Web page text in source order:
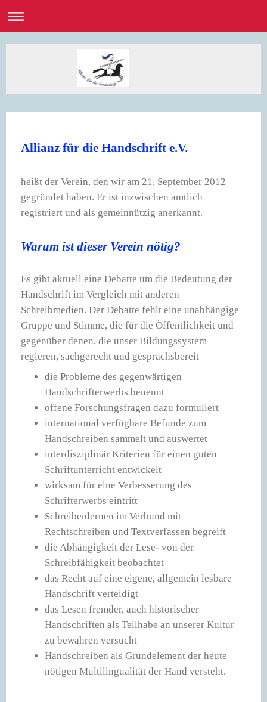
Allianz für die Handschrift e.V.
heißt der Verein, den wir am 21. September 2012
gegründet haben. Er ist inzwischen amtlich
registriert und als gemeinnützig anerkannt.
Warum ist dieser Verein nötig?
Es gibt aktuell eine Debatte um die Bedeutung der
Handschrift im Vergleich mit anderen
Schreibmedien. Der Debatte fehlt eine unabhängige
Gruppe und Stimme, die für die Öffentlichkeit und
gegenüber denen, die unser Bildungssystem
regieren, sachgerecht und gesprächsbereit
die Probleme des gegenwärtigen
Handschrifterwerbs benennt
offene Forschungsfragen dazu formuliert
international verfügbare Befunde zum
Handschreiben sammelt und auswertet
interdisziplinär Kriterien für einen guten
Schriftunterricht entwickelt
wirksam für eine Verbesserung des
Schrifterwerbs eintritt
Schreibenlernen im Verbund mit
Rechtschreiben und Textverfassen begreift
die Abhängigkeit der Lese- von der
Schreibfähigkeit beobachtet
das Recht auf eine eigene, allgemein lesbare
Handschrift verteidigt
das Lesen fremder, auch historischer
Handschriften als Teilhabe an unserer Kultur
zu bewahren versucht
Handschreiben als Grundelement der heute
nötigen Multilingualität der Hand versteht.